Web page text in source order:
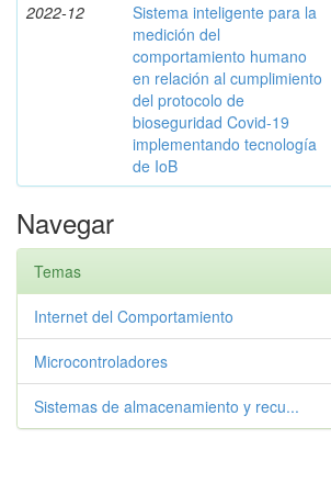
2022-12
Sistema inteligente para la
medición del
comportamiento humano
en relación al cumplimiento
del protocolo de
bioseguridad Covid-19
implementando tecnología
de IoB
Navegar
Temas
Internet del Comportamiento
Microcontroladores
Sistemas de almacenamiento y recu...